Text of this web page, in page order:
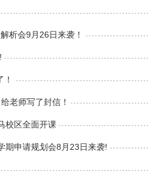
析会9月26日来袭！
老师写了封信！
校区全面开课
期申请规划会8月23日来袭!